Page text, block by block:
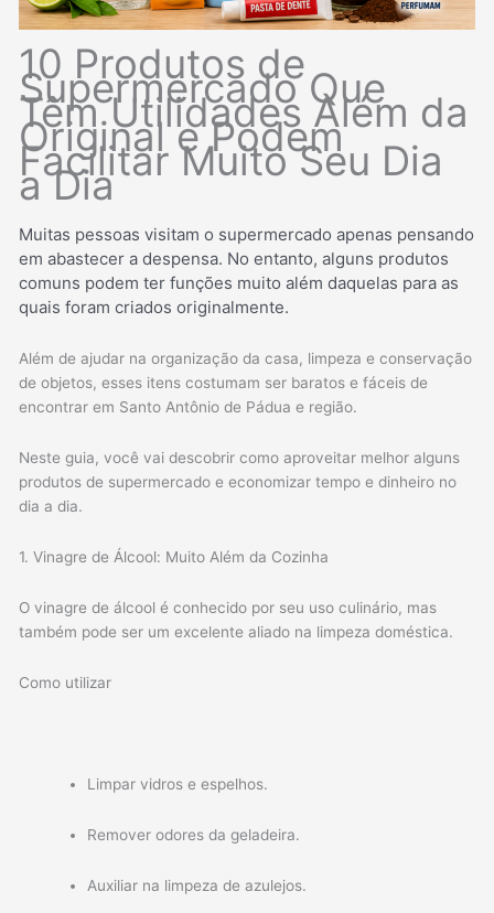
10 Produtos de
Supermercado Que
Têm Utilidades Além da
Original e Podem
Facilitar Muito Seu Dia
a Dia
Muitas pessoas visitam o supermercado apenas pensando
em abastecer a despensa. No entanto, alguns produtos
comuns podem ter funções muito além daquelas para as
quais foram criados originalmente.
Além de ajudar na organização da casa, limpeza e conservação
de objetos, esses itens costumam ser baratos e fáceis de
encontrar em Santo Antônio de Pádua e região.
Neste guia, você vai descobrir como aproveitar melhor alguns
produtos de supermercado e economizar tempo e dinheiro no
dia a dia.
1. Vinagre de Álcool: Muito Além da Cozinha
O vinagre de álcool é conhecido por seu uso culinário, mas
também pode ser um excelente aliado na limpeza doméstica.
Como utilizar
Limpar vidros e espelhos.
Remover odores da geladeira.
Auxiliar na limpeza de azulejos.